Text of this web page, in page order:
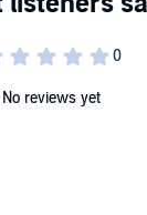
No reviews yet